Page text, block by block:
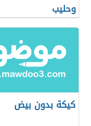
وحليب
كيكة بدون بيض